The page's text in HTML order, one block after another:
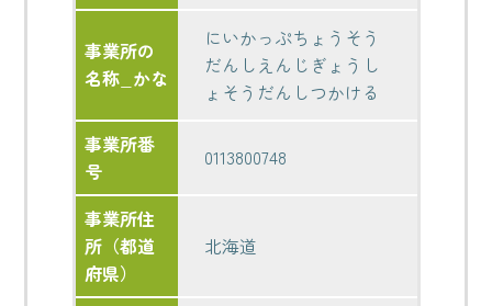
事業所の
名称_かな
にいかっぷちょうそう
だんしえんじぎょうし
ょそうだんしつかける
事業所番
号
0113800748
事業所住
所（都道
府県）
北海道